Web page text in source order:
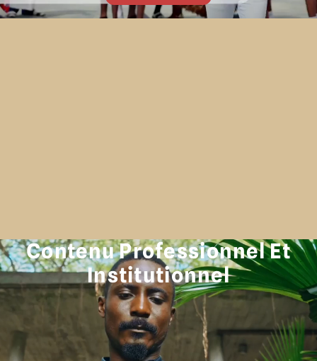
Contenu Professionnel Et
Institutionnel